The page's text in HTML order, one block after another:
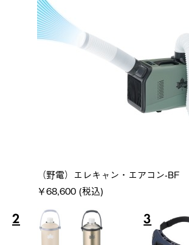
（野電）エレキャン・エアコン-BF
￥68,600 (税込)
2 3